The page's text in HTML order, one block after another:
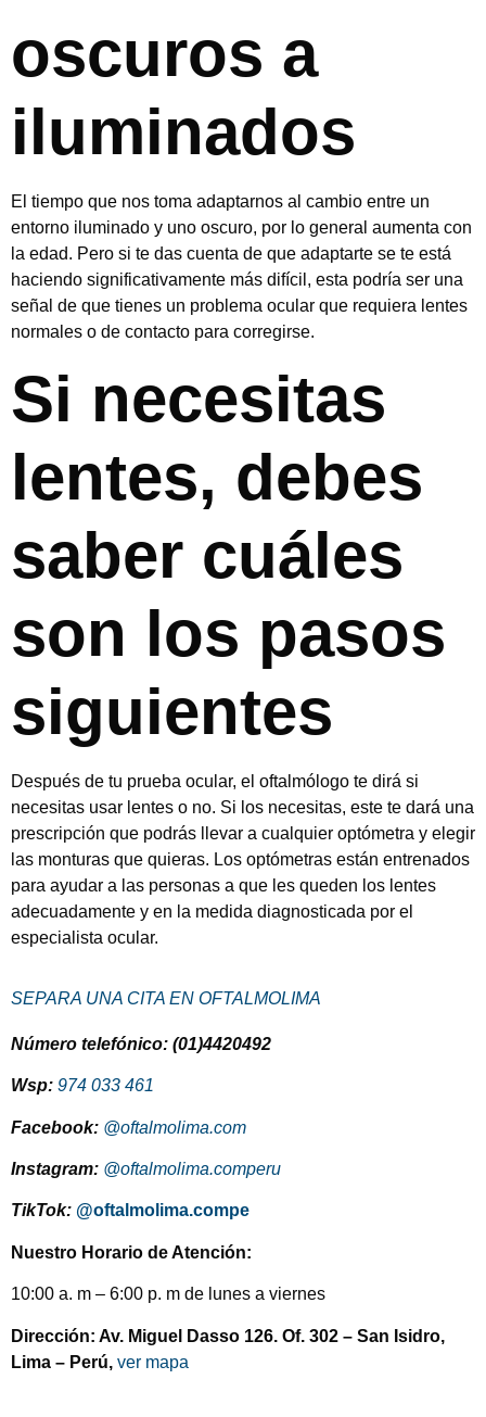
oscuros a
iluminados
El tiempo que nos toma adaptarnos al cambio entre un
entorno iluminado y uno oscuro, por lo general aumenta con
la edad. Pero si te das cuenta de que adaptarte se te está
haciendo significativamente más difícil, esta podría ser una
señal de que tienes un problema ocular que requiera lentes
normales o de contacto para corregirse.
Si necesitas
lentes, debes
saber cuáles
son los pasos
siguientes
Después de tu prueba ocular, el oftalmólogo te dirá si
necesitas usar lentes o no. Si los necesitas, este te dará una
prescripción que podrás llevar a cualquier optómetra y elegir
las monturas que quieras. Los optómetras están entrenados
para ayudar a las personas a que les queden los lentes
adecuadamente y en la medida diagnosticada por el
especialista ocular.
SEPARA UNA CITA EN OFTALMOLIMA
Número telefónico: (01)4420492
Wsp: 974 033 461
Facebook: @oftalmolima.com
Instagram: @oftalmolima.comperu
TikTok: @oftalmolima.compe
Nuestro Horario de Atención:
10:00 a. m – 6:00 p. m de lunes a viernes
Dirección: Av. Miguel Dasso 126. Of. 302 – San Isidro,
Lima – Perú, ver mapa